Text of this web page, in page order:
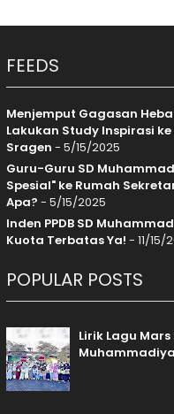
FEEDS
Menjemput Gagasan
Lakukan Study Inspirasi
Sragen - 5/15/2025
Guru-Guru SD
Spesial" ke Rumah
Apa? - 5/15/2025
Inden PPDB SD
Kuota Terbatas Ya! - 11/15/
POPULAR POSTS
Lirik Lagu